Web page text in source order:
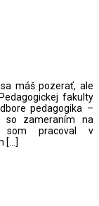
máš pozerať, ale
fakulty
pedagogika –
so zameraním na
som pracoval v
[…]